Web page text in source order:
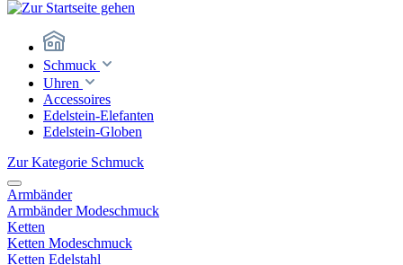
Schmuck
Uhren
Accessoires
Edelstein-Elefanten
Edelstein-Globen
Zur Kategorie Schmuck
Armbänder
Armbänder Modeschmuck
Ketten
Ketten Modeschmuck
Ketten Edelstahl